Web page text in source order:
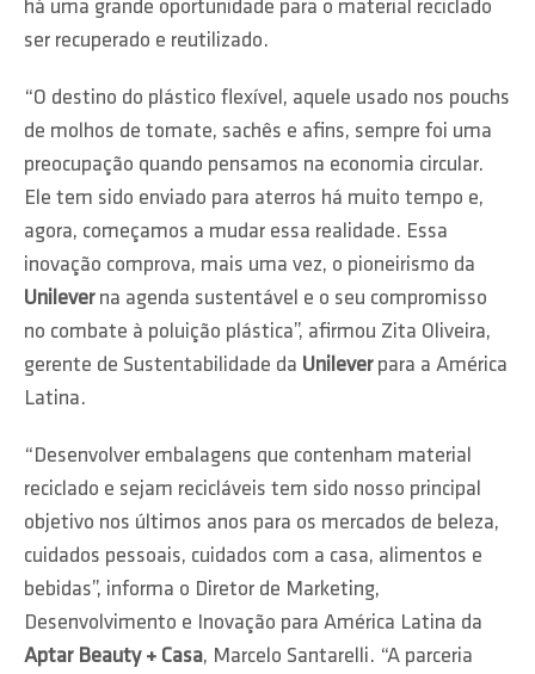
há uma grande oportunidade para o material reciclado
ser recuperado e reutilizado.
“O destino do plástico flexível, aquele usado nos pouchs
de molhos de tomate, sachês e afins, sempre foi uma
preocupação quando pensamos na economia circular.
Ele tem sido enviado para aterros há muito tempo e,
agora, começamos a mudar essa realidade. Essa
inovação comprova, mais uma vez, o pioneirismo da
Unileverna agenda sustentável e o seu compromisso
no combate à poluição plástica”, afirmou Zita Oliveira,
gerente de Sustentabilidade da Unileverpara a América
Latina.
“Desenvolver embalagens que contenham material
reciclado e sejam recicláveis tem sido nosso principal
objetivo nos últimos anos para os mercados de beleza,
cuidados pessoais, cuidados com a casa, alimentos e
bebidas”, informa o Diretor de Marketing,
Desenvolvimento e Inovação para América Latina da
Aptar Beauty + Casa, Marcelo Santarelli. “A parceria